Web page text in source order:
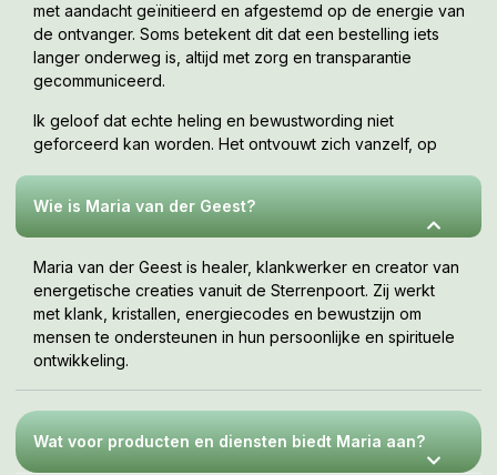
met aandacht geïnitieerd en afgestemd op de energie van
de ontvanger. Soms betekent dit dat een bestelling iets
langer onderweg is, altijd met zorg en transparantie
gecommuniceerd.
Ik geloof dat echte heling en bewustwording niet
geforceerd kan worden. Het ontvouwt zich vanzelf, op
Wie is Maria van der Geest?
Maria van der Geest is healer, klankwerker en creator van
energetische creaties vanuit de Sterrenpoort. Zij werkt
met klank, kristallen, energiecodes en bewustzijn om
mensen te ondersteunen in hun persoonlijke en spirituele
ontwikkeling.
Wat voor producten en diensten biedt Maria aan?